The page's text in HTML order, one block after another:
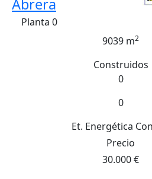
Abrera
Planta 0
9039 m2
Construidos
0
0
Et. Energética
Precio
30.000 €